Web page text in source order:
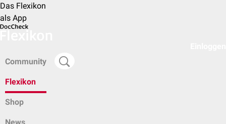
Das Flexikon
als App
Community
Flexikon
Shop